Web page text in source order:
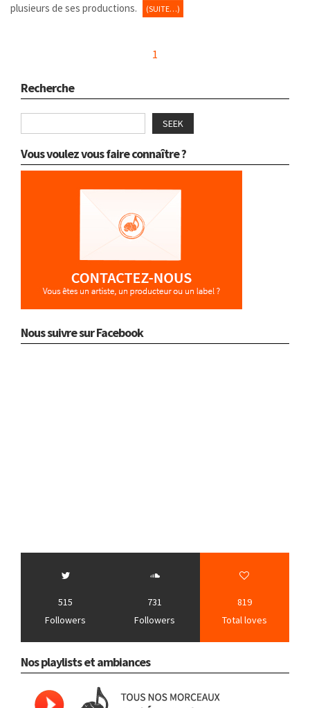
plusieurs de ses productions.
(SUITE…)
1
Recherche
SEEK
Vous voulez vous faire connaître ?
Nous suivre sur Facebook
515
Followers
731
Followers
819
Total loves
Nos playlists et ambiances